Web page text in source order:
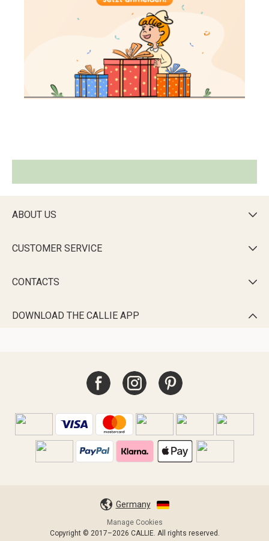
ABOUT US 
CUSTOMER SERVICE 
CONTACTS 
DOWNLOAD THE CALLIE APP 
Germany
Manage Cookies
Copyright © 2017–2026 CALLIE. All rights reserved.